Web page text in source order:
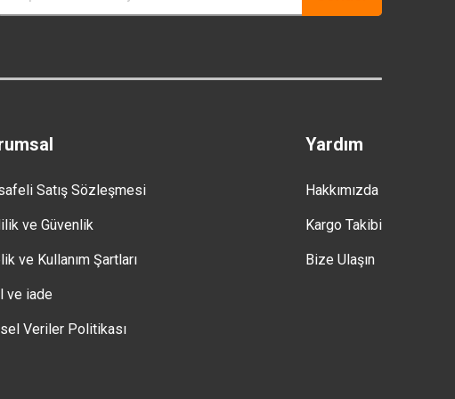
Satış Sözleşmesi
ve Güvenlik
ve Kullanım Şartları
ve iade
Veriler Politikası
Yardım
Hakkımızda
Kargo Takibi
Bize Ulaşın